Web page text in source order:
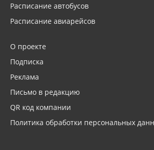
Расписание автобусов
Расписание авиарейсов
О проекте
Подписка
Реклама
Письмо в редакцию
QR код компании
Политика обработки персональных